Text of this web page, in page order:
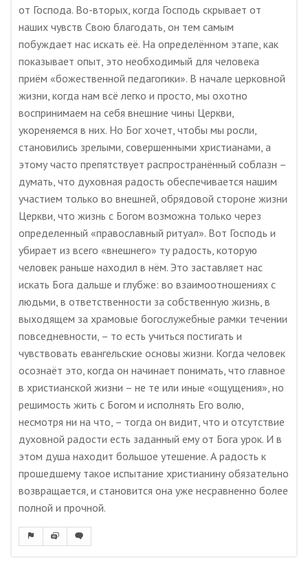
от Господа. Во-вторых, когда Господь скрывает от
наших чувств Свою благодать, он тем самым
побуждает нас искать её. На определённом этапе, как
показывает опыт, это необходимый для человека
приём «божественной педагогики». В начале церковной
жизни, когда нам всё легко и просто, мы охотно
воспринимаем на себя внешние чины Церкви,
укореняемся в них. Но Бог хочет, чтобы мы росли,
становились зрелыми, совершенными христианами, а
этому часто препятствует распространённый соблазн –
думать, что духовная радость обеспечивается нашим
участием только во внешней, обрядовой стороне жизни
Церкви, что жизнь с Богом возможна только через
определенный «православный ритуал». Вот Господь и
убирает из всего «внешнего» ту радость, которую
человек раньше находил в нём. Это заставляет нас
искать Бога дальше и глубже: во взаимоотношениях с
людьми, в ответственности за собственную жизнь, в
выходящем за храмовые богослужебные рамки течении
повседневности, – то есть учиться постигать и
чувствовать евангельские основы жизни. Когда человек
осознаёт это, когда он начинает понимать, что главное
в христианской жизни – не те или иные «ощущения», но
решимость жить с Богом и исполнять Его волю,
несмотря ни на что, – тогда он видит, что и отсутствие
духовной радости есть заданный ему от Бога урок. И в
этом душа находит большое утешение. А радость к
прошедшему такое испытание христианину обязательно
возвращается, и становится она уже несравненно более
полной и прочной.